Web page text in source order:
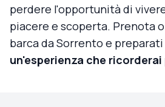
perdere l'opportunità di
piacere e scoperta. Prenota
barca da Sorrento e preparati
un'esperienza che